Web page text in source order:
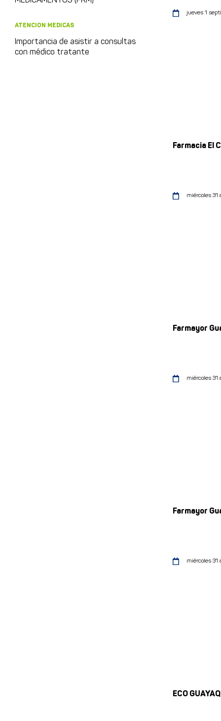
ATENCION MEDICAS
Importancia de asistir a consultas
con médico tratante
jueves 1
Farmacia El
miércoles 31
Farmayor
miércoles 31
Farmayor
miércoles 31
ECO